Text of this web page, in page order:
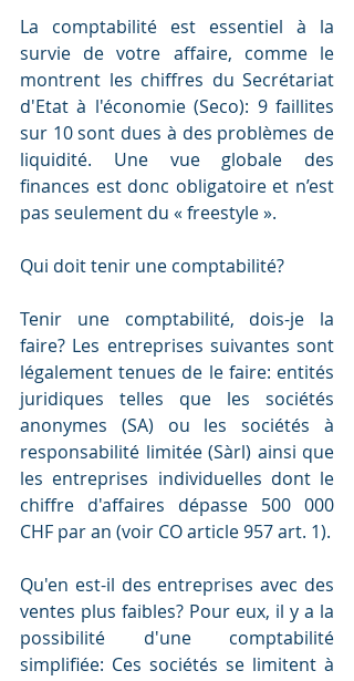
La comptabilité est essentiel à la
survie de votre affaire, comme le
montrent les chiffres du Secrétariat
d'Etat à l'économie (Seco): 9 faillites
sur 10 sont dues à des problèmes de
liquidité. Une vue globale des
finances est donc obligatoire et n’est
pas seulement du « freestyle ».
Qui doit tenir une comptabilité?
Tenir une comptabilité, dois-je la
faire? Les entreprises suivantes sont
légalement tenues de le faire: entités
juridiques telles que les sociétés
anonymes (SA) ou les sociétés à
responsabilité limitée (Sàrl) ainsi que
les entreprises individuelles dont le
chiffre d'affaires dépasse 500 000
CHF par an (voir CO article 957 art. 1).
Qu'en est-il des entreprises avec des
ventes plus faibles? Pour eux, il y a la
possibilité d'une comptabilité
simplifiée: Ces sociétés se limitent à